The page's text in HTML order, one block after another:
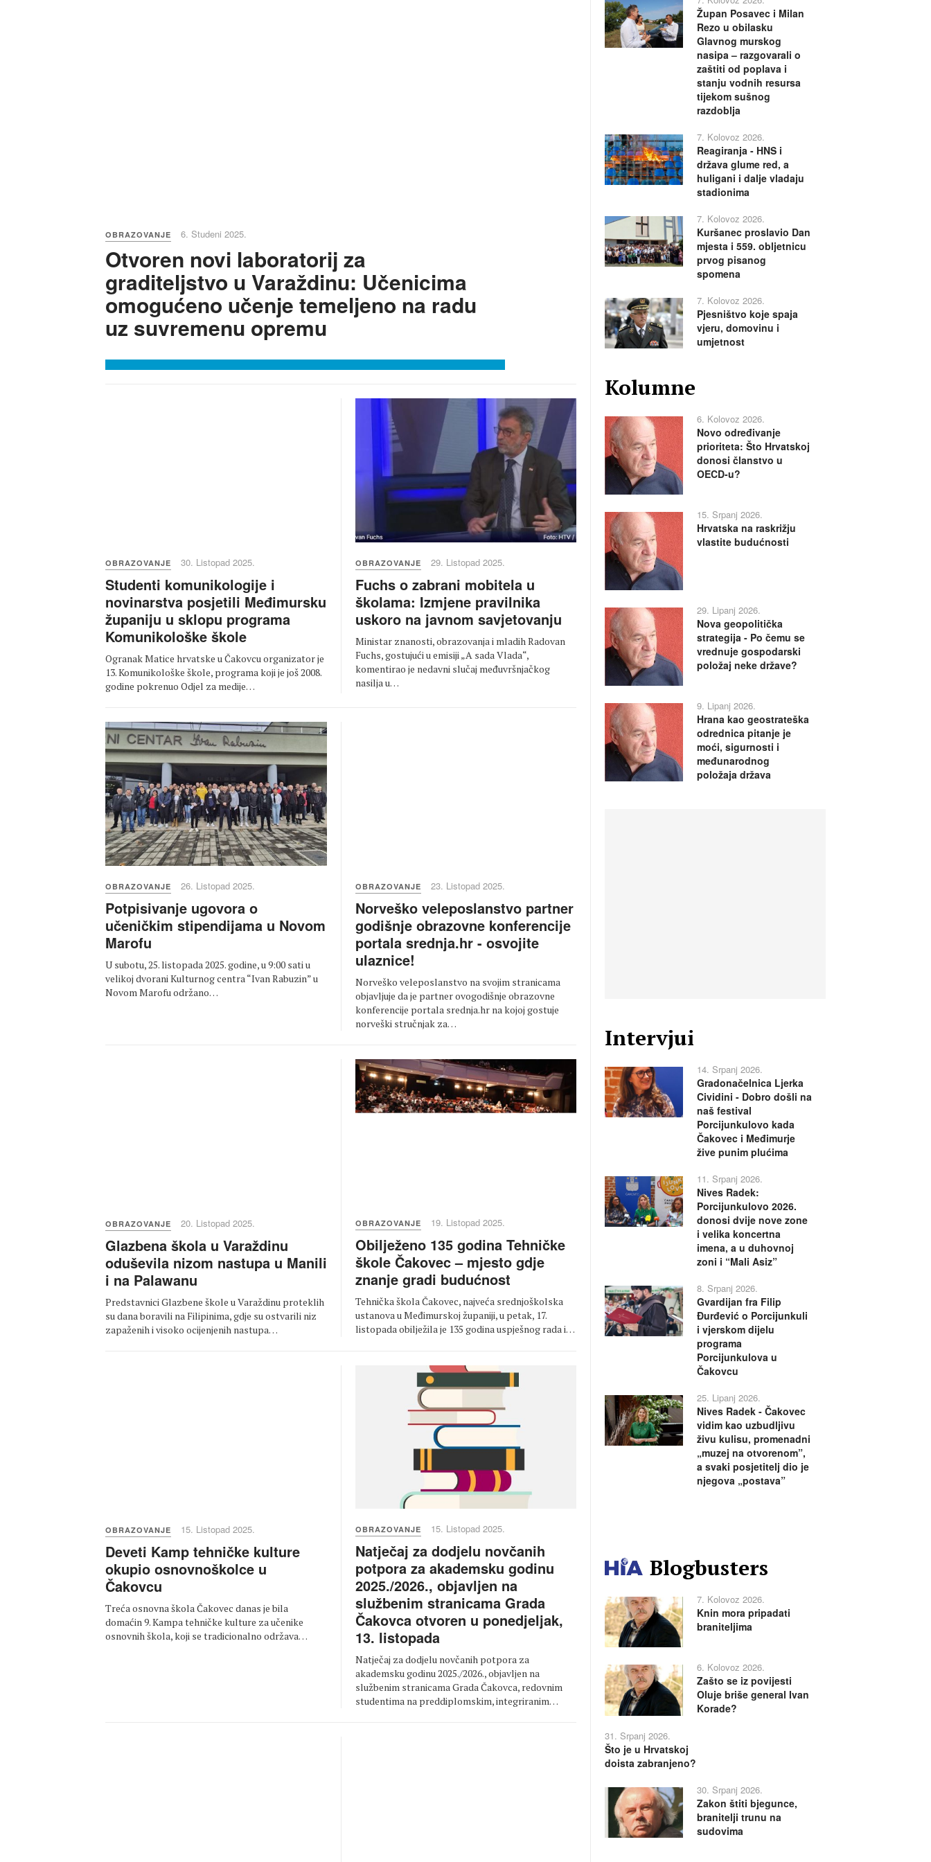
OBRAZOVANJE 6. Studeni 2025.
Otvoren novi laboratorij za
graditeljstvo u Varaždinu: Učenicima
omogućeno učenje temeljeno na radu
uz suvremenu opremu
OBRAZOVANJE 30. Listopad 2025.
Studenti komunikologije i
novinarstva posjetili Međimursku
županiju u sklopu programa
Komunikološke škole
Ogranak Matice hrvatske u Čakovcu organizator je
13. Komunikološke škole, programa koji je još 2008.
godine pokrenuo Odjel za medije…
OBRAZOVANJE 29. Listopad 2025.
Fuchs o zabrani mobitela u
školama: Izmjene pravilnika
uskoro na javnom savjetovanju
Ministar znanosti, obrazovanja i mladih Radovan
Fuchs, gostujući u emisiji „A sada Vlada“,
komentirao je nedavni slučaj međuvršnjačkog
nasilja u…
OBRAZOVANJE 26. Listopad 2025.
Potpisivanje ugovora o
učeničkim stipendijama u Novom
Marofu
U subotu, 25. listopada 2025. godine, u 9:00 sati u
velikoj dvorani Kulturnog centra “Ivan Rabuzin” u
Novom Marofu održano…
OBRAZOVANJE 23. Listopad 2025.
Norveško veleposlanstvo partner
godišnje obrazovne konferencije
portala srednja.hr - osvojite
ulaznice!
Norveško veleposlanstvo na svojim stranicama
objavljuje da je partner ovogodišnje obrazovne
konferencije portala srednja.hr na kojoj gostuje
norveški stručnjak za…
OBRAZOVANJE 20. Listopad 2025.
Glazbena škola u Varaždinu
oduševila nizom nastupa u Manili
i na Palawanu
Predstavnici Glazbene škole u Varaždinu proteklih
su dana boravili na Filipinima, gdje su ostvarili niz
zapaženih i visoko ocijenjenih nastupa…
OBRAZOVANJE 19. Listopad 2025.
Obilježeno 135 godina Tehničke
škole Čakovec – mjesto gdje
znanje gradi budućnost
Tehnička škola Čakovec, najveća srednjoškolska
ustanova u Međimurskoj županiji, u petak, 17.
listopada obilježila je 135 godina uspješnog rada i…
OBRAZOVANJE 15. Listopad 2025.
Deveti Kamp tehničke kulture
okupio osnovnoškolce u
Čakovcu
Treća osnovna škola Čakovec danas je bila
domaćin 9. Kampa tehničke kulture za učenike
osnovnih škola, koji se tradicionalno održava…
OBRAZOVANJE 15. Listopad 2025.
Natječaj za dodjelu novčanih
potpora za akademsku godinu
2025./2026., objavljen na
službenim stranicama Grada
Čakovca otvoren u ponedjeljak,
13. listopada
Natječaj za dodjelu novčanih potpora za
akademsku godinu 2025./2026., objavljen na
službenim stranicama Grada Čakovca, redovnim
studentima na preddiplomskim, integriranim…
Župan Posavec i Milan
Rezo u obilasku
Glavnog murskog
nasipa – razgovarali o
zaštiti od poplava i
stanju vodnih resursa
tijekom sušnog
razdoblja
7. Kolovoz 2026.
Reagiranja - HNS i
država glume red, a
huligani i dalje vladaju
stadionima
7. Kolovoz 2026.
Kuršanec proslavio Dan
mjesta i 559. obljetnicu
prvog pisanog
spomena
7. Kolovoz 2026.
Pjesništvo koje spaja
vjeru, domovinu i
umjetnost
Kolumne
6. Kolovoz 2026.
Novo određivanje
prioriteta: Što Hrvatskoj
donosi članstvo u
OECD-u?
15. Srpanj 2026.
Hrvatska na raskrižju
vlastite budućnosti
29. Lipanj 2026.
Nova geopolitička
strategija - Po čemu se
vrednuje gospodarski
položaj neke države?
9. Lipanj 2026.
Hrana kao geostrateška
odrednica pitanje je
moći, sigurnosti i
međunarodnog
položaja država
Intervjui
14. Srpanj 2026.
Gradonačelnica Ljerka
Cividini - Dobro došli na
naš festival
Porcijunkulovo kada
Čakovec i Međimurje
žive punim plućima
11. Srpanj 2026.
Nives Radek:
Porcijunkulovo 2026.
donosi dvije nove zone
i velika koncertna
imena, a u duhovnoj
zoni i “Mali Asiz”
8. Srpanj 2026.
Gvardijan fra Filip
Đurđević o Porcijunkuli
i vjerskom dijelu
programa
Porcijunkulova u
Čakovcu
25. Lipanj 2026.
Nives Radek - Čakovec
vidim kao uzbudljivu
živu kulisu, promenadni
„muzej na otvorenom”,
a svaki posjetitelj dio je
njegova „postava”
Blogbusters
7. Kolovoz 2026.
Knin mora pripadati
braniteljima
6. Kolovoz 2026.
Zašto se iz povijesti
Oluje briše general Ivan
Korade?
31. Srpanj 2026.
Što je u Hrvatskoj
doista zabranjeno?
30. Srpanj 2026.
Zakon štiti bjegunce,
branitelji trunu na
sudovima